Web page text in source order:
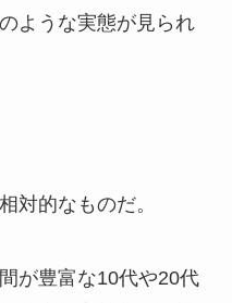
ような実態が見られ
対的なものだ。
が豊富な10代や20代